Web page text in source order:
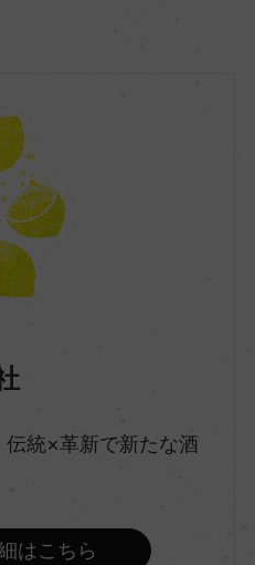
統×革新で新たな酒
はこちら